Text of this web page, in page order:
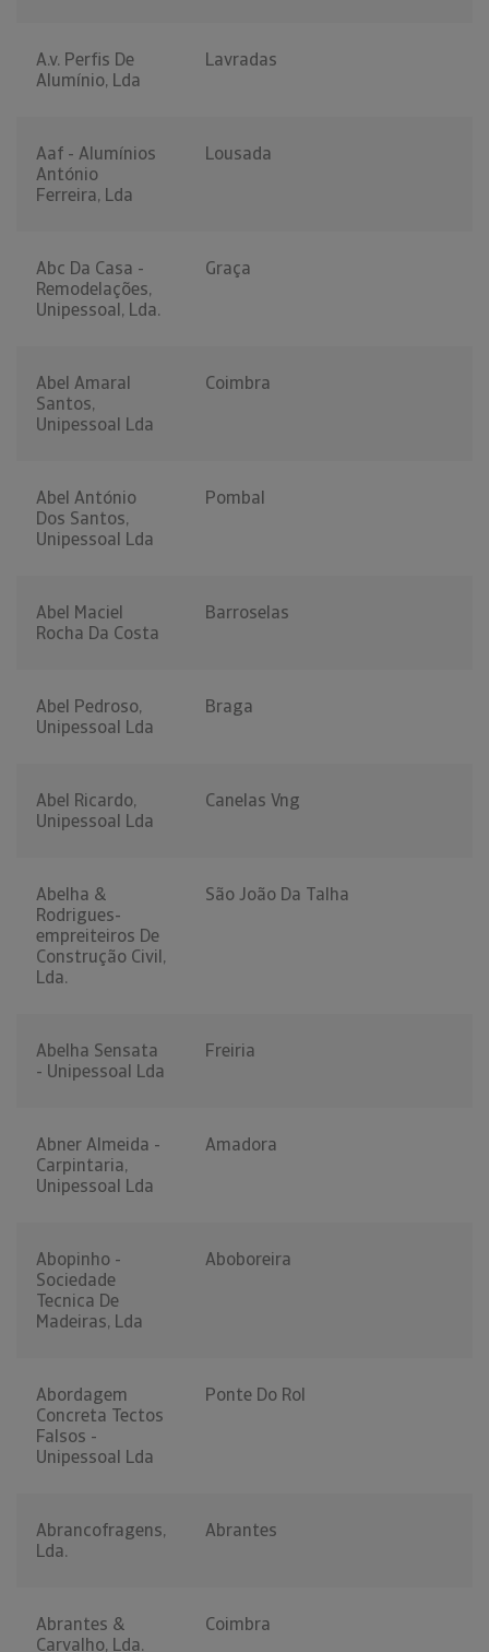
A.v. Perfis De
Alumínio, Lda
Lavradas
Aaf - Alumínios
António
Ferreira, Lda
Lousada
Abc Da Casa -
Remodelações,
Unipessoal, Lda.
Graça
Abel Amaral
Santos,
Unipessoal Lda
Coimbra
Abel António
Dos Santos,
Unipessoal Lda
Pombal
Abel Maciel
Rocha Da Costa
Barroselas
Abel Pedroso,
Unipessoal Lda
Braga
Abel Ricardo,
Unipessoal Lda
Canelas Vng
Abelha &
Rodrigues-
empreiteiros De
Construção Civil,
Lda.
São João Da Talha
Abelha Sensata
- Unipessoal Lda
Freiria
Abner Almeida -
Carpintaria,
Unipessoal Lda
Amadora
Abopinho -
Sociedade
Tecnica De
Madeiras, Lda
Aboboreira
Abordagem
Concreta Tectos
Falsos -
Unipessoal Lda
Ponte Do Rol
Abrancofragens,
Lda.
Abrantes
Abrantes &
Carvalho, Lda.
Coimbra